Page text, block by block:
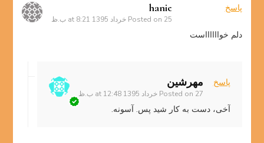
hanie
Posted on 25 خرداد 1395 at 8:21 ب.ظ
پاسخ
دلم خوااااااست
مهرشین
Posted on 27 خرداد 1395 at 12:48 ب.ظ
پاسخ
آخی، دست به کار شید پس. آسونه.